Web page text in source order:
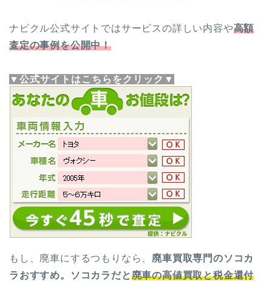
ナビクル公式サイトではサービスの詳しい内容や高額
査定の事例を公開中！
▼公式サイトはこちらをクリック▼
もし、廃車にするつもりなら、 廃車買取専門のソコカ
ラおすすめ。ソコカラだと廃車の高値買取と税金還付